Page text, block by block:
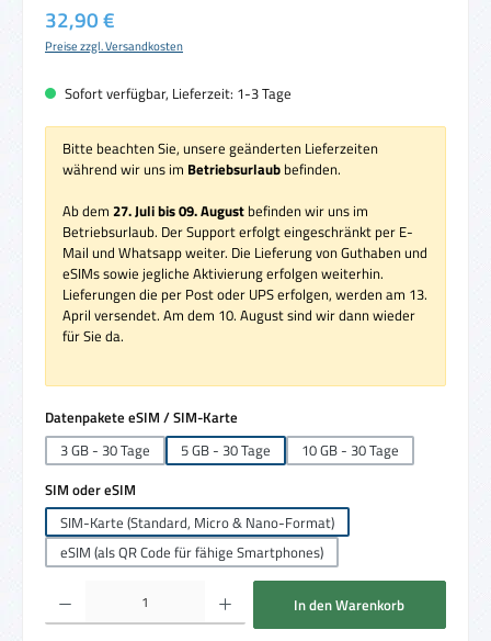
Regulärer Preis:
32,90 €
Preise zzgl. Versandkosten
Sofort verfügbar, Lieferzeit: 1-3 Tage
Bitte beachten Sie, unsere geänderten Lieferzeiten
während wir uns im Betriebsurlaub befinden.
Ab dem 27. Juli bis 09. August befinden wir uns im
Betriebsurlaub. Der Support erfolgt eingeschränkt per E-
Mail und Whatsapp weiter. Die Lieferung von Guthaben und
eSIMs sowie jegliche Aktivierung erfolgen weiterhin.
Lieferungen die per Post oder UPS erfolgen, werden am 13.
April versendet. Am dem 10. August sind wir dann wieder
für Sie da.
Datenpakete eSIM / SIM-Karte
3 GB - 30 Tage
5 GB - 30 Tage
10 GB - 30 Tage
SIM oder eSIM
SIM-Karte (Standard, Micro & Nano-Format)
eSIM (als QR Code für fähige Smartphones)
Produkt Anzahl: Gib den gewünschten Wert ein oder benutze die Schaltflächen um
In den Warenkorb